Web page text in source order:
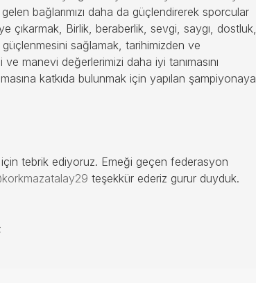
bağlarımızı daha da güçlendirerek sporcular
çıkarmak, Birlik, beraberlik, sevgi, saygı, dostluk,
güçlenmesini sağlamak, tarihimizden ve
manevi değerlerimizi daha iyi tanımasını
katkıda bulunmak için yapılan şampiyonaya
tebrik ediyoruz. Emeği geçen federasyon
teşekkür ederiz gurur duyduk.